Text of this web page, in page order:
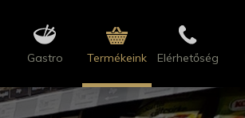
Gastro Termékeink Elérhetőség